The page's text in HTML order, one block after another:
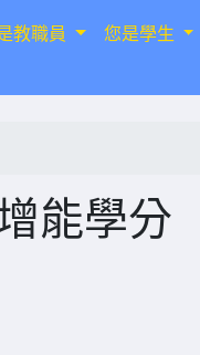
教職員 您是學生
能學分